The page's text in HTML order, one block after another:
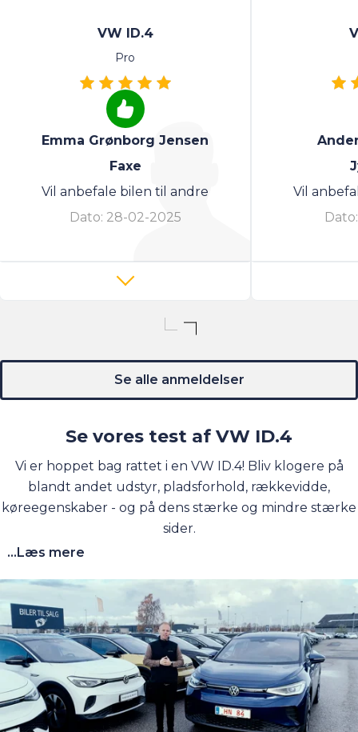
VW ID.4
Pro
Emma Grønborg Jensen
Faxe
Vil anbefale bilen til andre
Dato: 28-02-2025
Vil
Se alle anmeldelser
Se vores test af VW ID.4
Vi er hoppet bag rattet i en VW ID.4! Bliv klogere på
blandt andet udstyr, pladsforhold, rækkevidde,
køreegenskaber - og på dens stærke og mindre stærke
sider.
...Læs mere